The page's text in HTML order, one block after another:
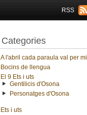
RSS
Categories
A l'abril cada paraula val per mil
Bocins de llengua
El 9 Ets i uts
Gentilicis d'Osona
Personatges d'Osona
Ets i uts